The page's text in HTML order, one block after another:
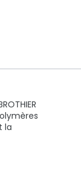
la